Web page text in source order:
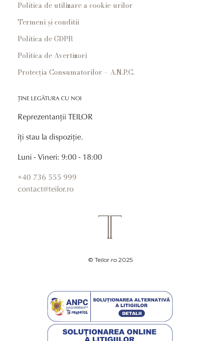
Politica de utilizare a cookie-urilor
Termeni și conditii
Politica de GDPR
Politica de Avertizori
Protecția Consumatorilor – A.N.P.C.
ȚINE LEGĂTURA CU NOI
Reprezentanții TEILOR
îți stau la dispoziție.
Luni - Vineri: 9:00 - 18:00
+40 736 555 999
contact@teilor.ro
© Teilor.ro 2025